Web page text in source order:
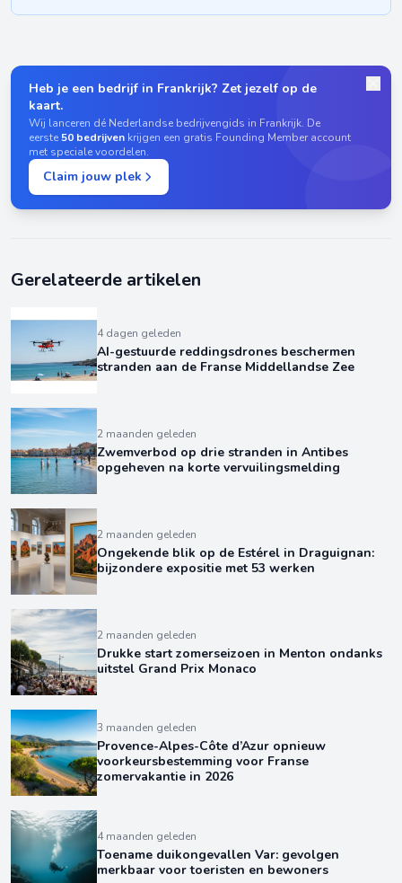
Heb je een bedrijf in Frankrijk? Zet jezelf op de
kaart.
Wij lanceren dé Nederlandse bedrijvengids in Frankrijk. De
eerste50 bedrijven krijgen een gratis Founding Member account
met speciale voordelen.
Claim jouw plek
Gerelateerde artikelen
4 dagen geleden
AI-gestuurde reddingsdrones beschermen
stranden aan de Franse Middellandse Zee
2 maanden geleden
Zwemverbod op drie stranden in Antibes
opgeheven na korte vervuilingsmelding
2 maanden geleden
Ongekende blik op de Estérel in Draguignan:
bijzondere expositie met 53 werken
2 maanden geleden
Drukke start zomerseizoen in Menton ondanks
uitstel Grand Prix Monaco
3 maanden geleden
Provence-Alpes-Côte d’Azur opnieuw
voorkeursbestemming voor Franse
zomervakantie in 2026
4 maanden geleden
Toename duikongevallen Var: gevolgen
merkbaar voor toeristen en bewoners